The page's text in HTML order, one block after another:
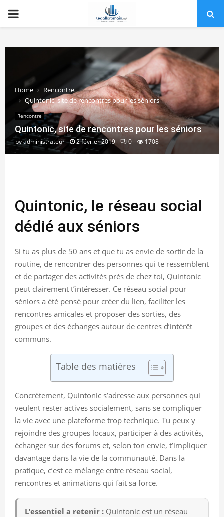
PRIMARY
Home
Rencontre
Quintonic, site de rencontres pour les séniors
Rencontre
Quintonic, site de rencontres pour les séniors
byadministrateur 2 février 2019 0 1708
Quintonic, le réseau social
dédié aux séniors
Si tu as plus de 50 ans et que tu as envie de sortir de la
routine, de rencontrer des personnes qui te ressemblent
et de partager des activités près de chez toi, Quintonic
peut clairement t’intéresser. Ce réseau social pour
séniors a été pensé pour créer du lien, faciliter les
rencontres amicales et proposer des sorties, des
groupes et des échanges autour de centres d’intérêt
communs.
Table des matières
Concrètement, Quintonic s’adresse aux personnes qui
veulent rester actives socialement, sans se compliquer
la vie avec une plateforme trop technique. Tu peux y
rejoindre des groupes locaux, participer à des activités,
échanger sur des forums et, selon ton envie, t’impliquer
davantage dans la vie de la communauté. Dans la
pratique, c’est ce mélange entre réseau social,
rencontres et animations qui fait sa force.
L’essentiel a retenir : Quintonic est un réseau